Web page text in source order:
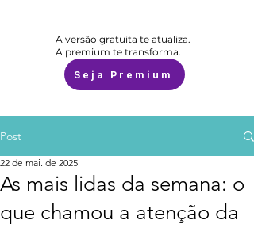
A versão gratuita te atualiza.
A premium te transforma.
Seja Premium
Post
As mais lidas da semana: o
que chamou a atenção da
22 de mai. de 2025